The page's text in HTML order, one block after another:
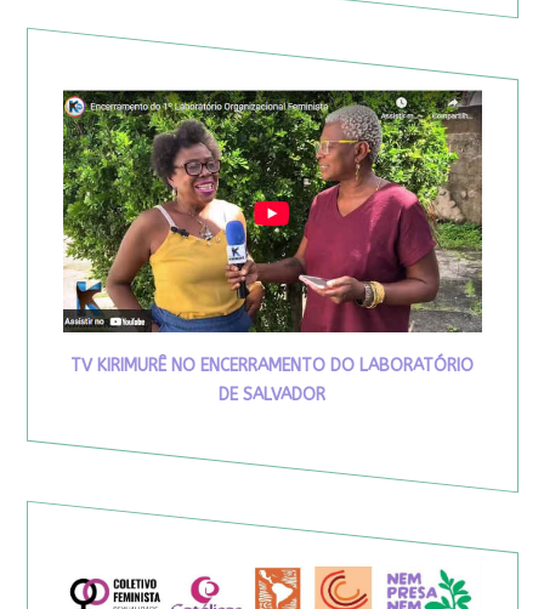
TV KIRIMURÊ NO ENCERRAMENTO DO LABORATÓRIO
DE SALVADOR